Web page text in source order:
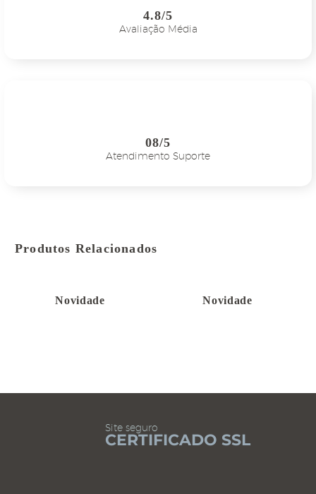
4.8/5
Avaliação Média
08/5
Atendimento Suporte
Produtos Relacionados
Novidade Novidade
Site seguro
CERTIFICADO SSL